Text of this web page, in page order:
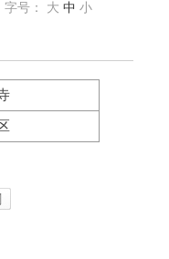
字号： 大 中 小